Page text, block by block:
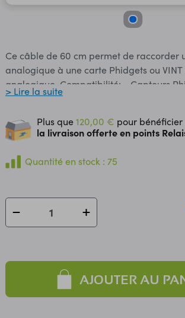
Ce câble de 60 cm permet de raccorder
analogique à une carte Phidgets ou
analogique. Compatibilité: - Capteurs Phidgets classiques
et VINT analogiques. - HUBs VINT:
> Lire la suite
Plus que120,00 € pour bénéficier
la livraison offerte en points
Quantité en stock : 75
AJOUTER AU